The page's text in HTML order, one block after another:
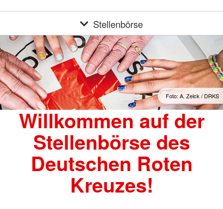
Stellenbörse
Foto: A. Zelck / DRKS
Willkommen auf der
Stellenbörse des
Deutschen Roten
Kreuzes!